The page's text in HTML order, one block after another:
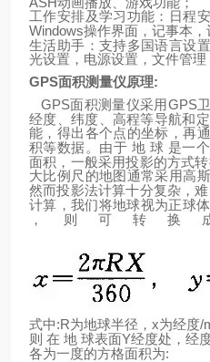
工作安排及学习功能：日程
Windows操作界面，记事本，
生活助手：支持多国语言设
光设置，电源设置，文件管理
GPS面积测量仪原理:
GPS面积测量仪采用GPS
经度、纬度、高程等导航和
能，得出各个点的坐标，再
积等数据。由于 地 球 是一
面积，一般采用投影的方式
大比例尺的地图通常采用高
然而投影法计算十分复杂，
计算，我们将地球视为正球
，则可转换
式中:R为地球半径， x为经度/
则 在 地 球表面Y经度处，经
各为一度的方格面积为: